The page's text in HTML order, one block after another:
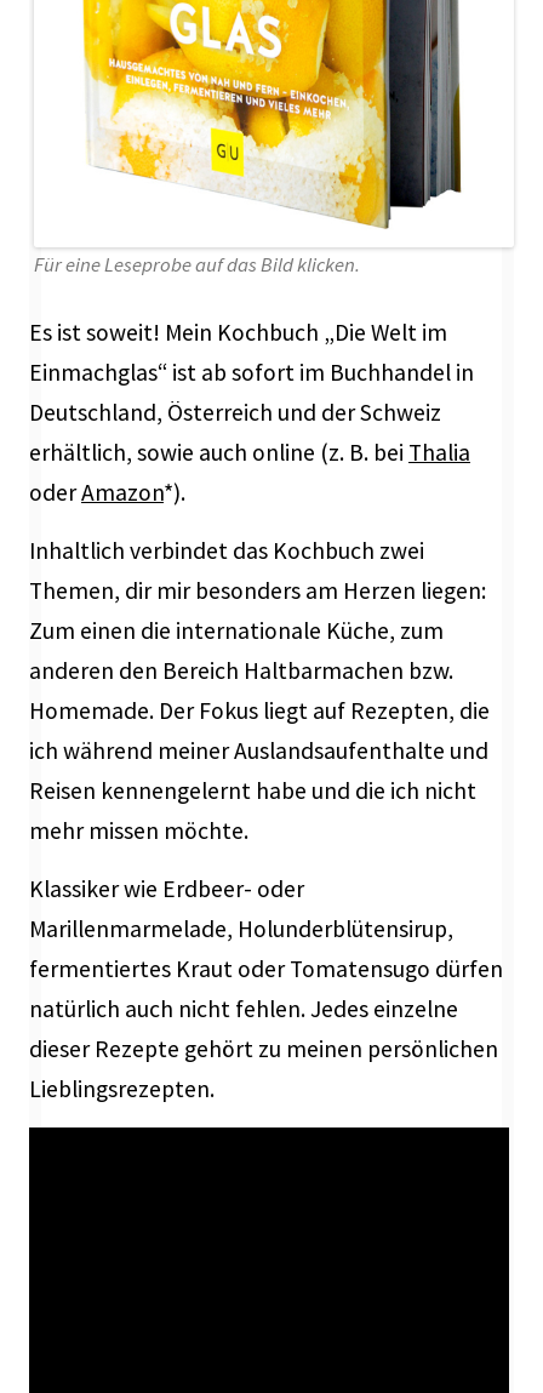
Für eine Leseprobe auf das Bild klicken.
Es ist soweit! Mein Kochbuch „Die Welt im
Einmachglas“ ist ab sofort im Buchhandel in
Deutschland, Österreich und der Schweiz
erhältlich, sowie auch online (z. B. bei Thalia
oderAmazon*).
Inhaltlich verbindet das Kochbuch zwei
Themen, dir mir besonders am Herzen liegen:
Zum einen die internationale Küche, zum
anderen den Bereich Haltbarmachen bzw.
Homemade. Der Fokus liegt auf Rezepten, die
ich während meiner Auslandsaufenthalte und
Reisen kennengelernt habe und die ich nicht
mehr missen möchte.
Klassiker wie Erdbeer- oder
Marillenmarmelade, Holunderblütensirup,
fermentiertes Kraut oder Tomatensugo dürfen
natürlich auch nicht fehlen. Jedes einzelne
dieser Rezepte gehört zu meinen persönlichen
Lieblingsrezepten.